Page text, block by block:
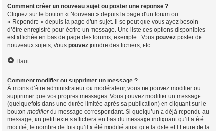
Comment créer un nouveau sujet ou poster une réponse ?
Cliquez sur le bouton « Nouveau » depuis la page d’un forum ou
« Répondre » depuis la page d’un sujet. Il se peut que vous ayez besoin
d’être enregistré pour écrire un message. Une liste des options disponibles
est affichée en bas de page des forums, exemple : Vous pouvez poster de
nouveaux sujets, Vous pouvez joindre des fichiers, etc.
Haut
Comment modifier ou supprimer un message ?
À moins d’être administrateur ou modérateur, vous ne pouvez modifier ou
supprimer que vos propres messages. Vous pouvez modifier un message
(quelquefois dans une durée limitée après sa publication) en cliquant sur le
bouton modifierdu message correspondant. Si quelqu’un a déjà répondu au
message, un petit texte s’affichera en bas du message indiquant qu’il a été
modifié, le nombre de fois qu’il a été modifié ainsi que la date et l’heure de la